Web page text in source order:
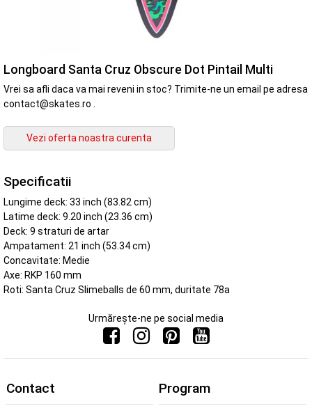
Longboard Santa Cruz Obscure Dot Pintail Multi
Vrei sa afli daca va mai reveni in stoc? Trimite-ne un email pe adresa
contact@skates.ro .
Specificatii
Lungime deck: 33 inch (83.82 cm)
Latime deck: 9.20 inch (23.36 cm)
Deck: 9 straturi de artar
Ampatament: 21 inch (53.34 cm)
Concavitate: Medie
Axe: RKP 160 mm
Roti: Santa Cruz Slimeballs de 60 mm, duritate 78a
Urmărește-ne pe social media
Contact Program